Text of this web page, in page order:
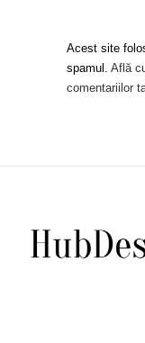
Acest site
spamul. Află
comentariilor